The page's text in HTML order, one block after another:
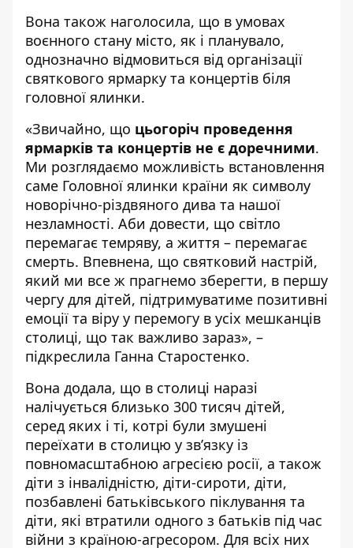
Вона також наголосила, що в умовах
воєнного стану місто, як і планувало,
однозначно відмовиться від організації
святкового ярмарку та концертів біля
головної ялинки.
«Звичайно, що цьогоріч проведення
ярмарків та концертів не є доречними.
Ми розглядаємо можливість встановлення
саме Головної ялинки країни як символу
новорічно-різдвяного дива та нашої
незламності. Аби довести, що світло
перемагає темряву, а життя – перемагає
смерть. Впевнена, що святковий настрій,
який ми все ж прагнемо зберегти, в першу
чергу для дітей, підтримуватиме позитивні
емоції та віру у перемогу в усіх мешканців
столиці, що так важливо зараз», –
підкреслила Ганна Старостенко.
Вона додала, що в столиці наразі
налічується близько 300 тисяч дітей,
серед яких і ті, котрі були змушені
переїхати в столицю у зв’язку із
повномасштабною агресією росії, а також
діти з інвалідністю, діти-сироти, діти,
позбавлені батьківського піклування та
діти, які втратили одного з батьків під час
війни з країною-агресором. Для всіх них